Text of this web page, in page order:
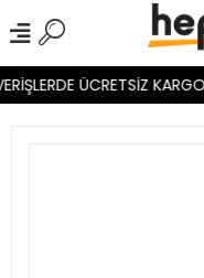
ÜCRETSİZ KARGO!